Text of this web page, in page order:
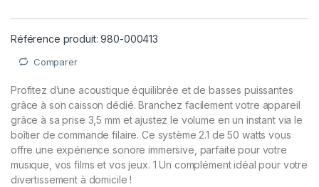
Référence produit: 980-000413
Comparer
Profitez d’une acoustique équilibrée et de basses puissantes
grâce à son caisson dédié. Branchez facilement votre appareil
grâce à sa prise 3,5 mm et ajustez le volume en un instant via le
boîtier de commande filaire. Ce système 2.1 de 50 watts vous
offre une expérience sonore immersive, parfaite pour votre
musique, vos films et vos jeux. 1 Un complément idéal pour votre
divertissement à domicile !